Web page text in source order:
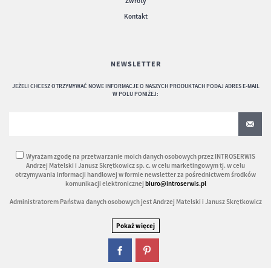
Kontakt
NEWSLETTER
JEŻELI CHCESZ OTRZYMYWAĆ NOWE INFORMACJE O NASZYCH PRODUKTACH PODAJ ADRES E-MAIL
W POLU PONIŻEJ:
Wyrażam zgodę na przetwarzanie moich danych osobowych przez INTROSERWIS
Andrzej Matelski i Janusz Skrętkowicz sp. c. w celu marketingowym tj. w celu
otrzymywania informacji handlowej w formie newsletter za pośrednictwem środków
komunikacji elektronicznej biuro@introserwis.pl
Administratorem Państwa danych osobowych jest Andrzej Matelski i Janusz Skrętkowicz